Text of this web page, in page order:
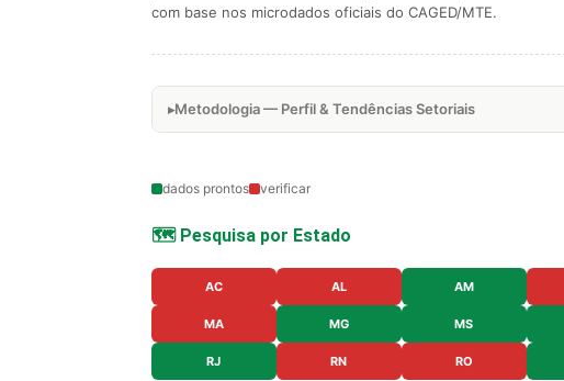
com base nos microdados oficiais do CAGED/MTE.
Metodologia — Perfil & Tendências Setoriais
dados prontos verificar
🗺️ Pesquisa por Estado
AC AL AM
MA MG MS
RJ RN RO